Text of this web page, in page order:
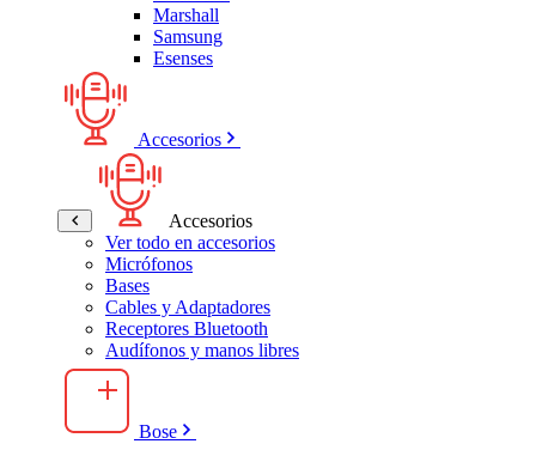
Marshall
Samsung
Esenses
Accesorios
Accesorios
Ver todo en accesorios
Micrófonos
Bases
Cables y Adaptadores
Receptores Bluetooth
Audífonos y manos libres
Bose